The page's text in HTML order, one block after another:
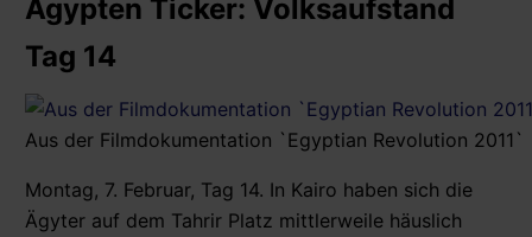
Ägypten Ticker: Volksaufstand
Tag 14
Aus der Filmdokumentation `Egyptian Revolution 2011`
Montag, 7. Februar, Tag 14. In Kairo haben sich die
Ägyter auf dem Tahrir Platz mittlerweile häuslich